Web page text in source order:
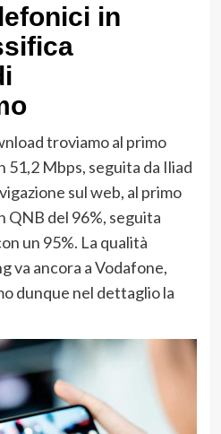
in
troviamo al primo
51,2 Mbps, seguita da Iliad
sul web, al primo
QNB del 96%, seguita
un 95%. La qualità
va ancora a Vodafone,
dunque nel dettaglio la